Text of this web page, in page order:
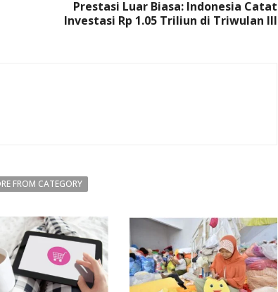
Prestasi Luar Biasa: Indonesia Catat
Investasi Rp 1.05 Triliun di Triwulan III
FROM CATEGORY